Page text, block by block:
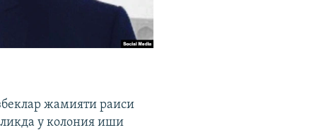
жамияти раиси
у колония иши